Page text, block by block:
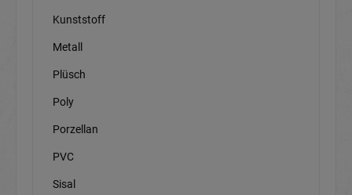
Kunststoff
Metall
Plüsch
Poly
Porzellan
PVC
Sisal